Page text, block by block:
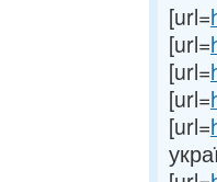
[url=
[url=
[url=
[url=
[url=